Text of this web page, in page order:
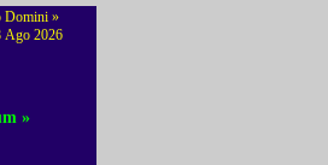
Domini »
Ago 2026
»